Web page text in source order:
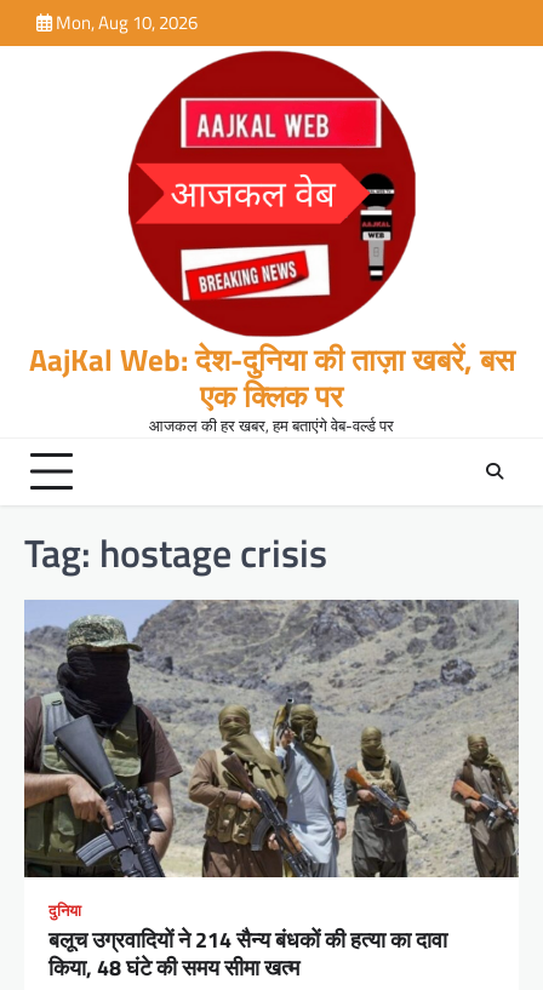
to
Mon, Aug 10, 2026
AajKal Web: देश-दुनिया की ताज़ा खबरें, बस
एक क्लिक पर
आजकल की हर खबर, हम बताएंगे वेब-वर्ल्ड पर
Tag: hostage crisis
दुनिया
बलूच उग्रवादियों ने 214 सैन्य बंधकों की हत्या का दावा
किया, 48 घंटे की समय सीमा खत्म